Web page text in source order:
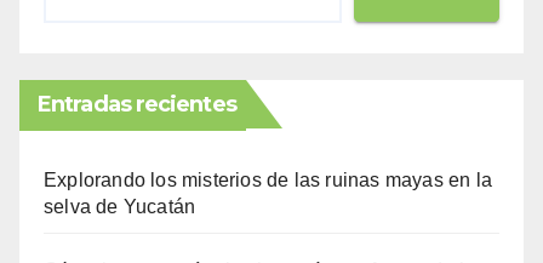
Entradas recientes
Explorando los misterios de las ruinas mayas en la
selva de Yucatán